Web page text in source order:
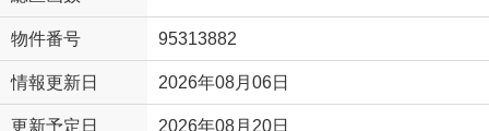
物件番号 95313882
情報更新日 2026年08月06日
更新予定日 2026年08月20日